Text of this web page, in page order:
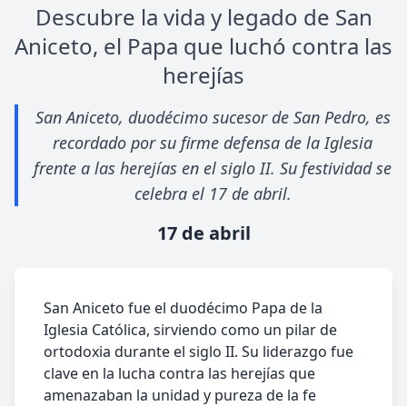
Descubre la vida y legado de San
Aniceto, el Papa que luchó contra las
herejías
San Aniceto, duodécimo sucesor de San Pedro, es
recordado por su firme defensa de la Iglesia
frente a las herejías en el siglo II. Su festividad se
celebra el 17 de abril.
17 de abril
San Aniceto fue el duodécimo Papa de la
Iglesia Católica, sirviendo como un pilar de
ortodoxia durante el siglo II. Su liderazgo fue
clave en la lucha contra las herejías que
amenazaban la unidad y pureza de la fe